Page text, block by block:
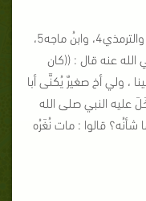
روى البخاري1، ومسلم2، وأبو داود3، والترمذي4، وابنُ ماجه5،
الله عنه قال : ((كان
، ولي أخ صغيرٌ يُكنَّى أبا
عليه النبي صلى الله
شأنُه؟ قالوا : مات نُغَرُه